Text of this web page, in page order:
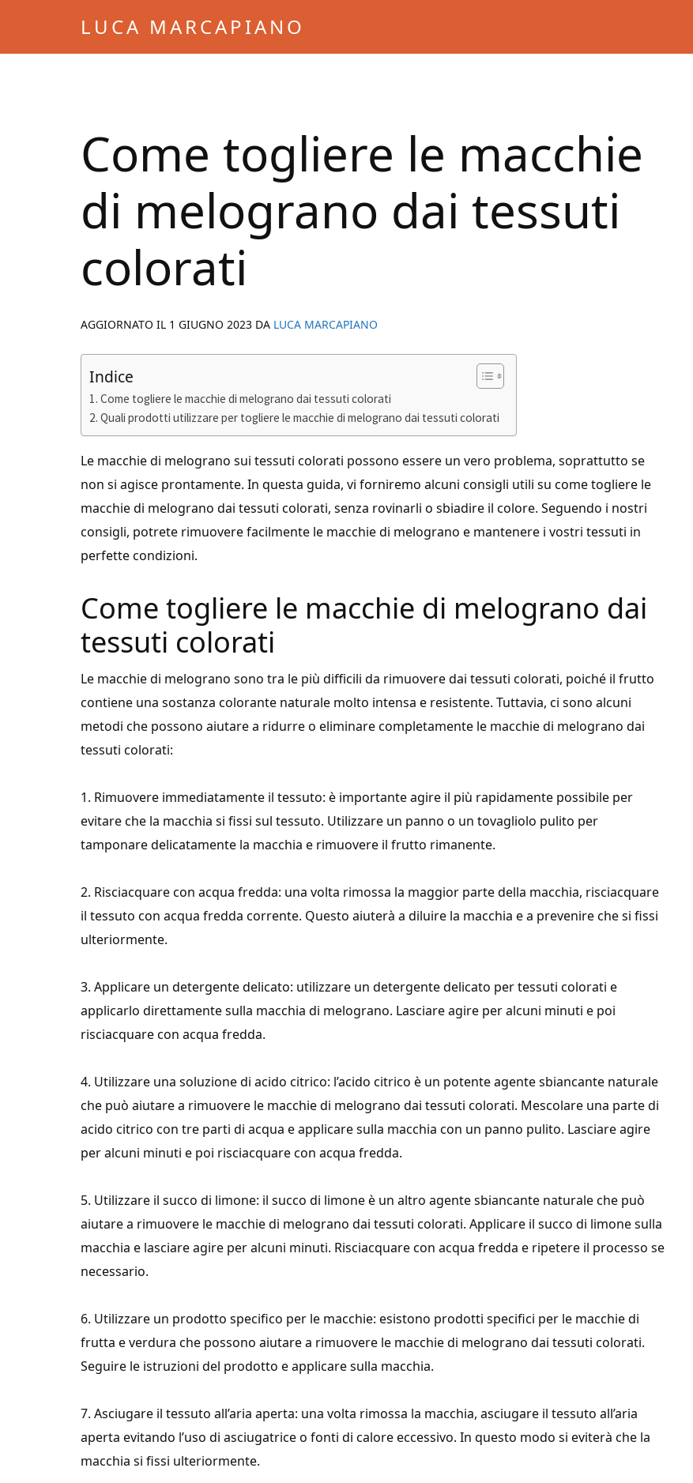
LUCA MARCAPIANO
Blog
Come togliere le macchie
di melograno dai tessuti
colorati
AGGIORNATO IL 1 GIUGNO 2023 DA LUCA MARCAPIANO
Indice
Come togliere le macchie di melograno dai tessuti colorati
Quali prodotti utilizzare per togliere le macchie di melograno dai tessuti colorati
Le macchie di melograno sui tessuti colorati possono essere un vero problema, soprattutto se
non si agisce prontamente. In questa guida, vi forniremo alcuni consigli utili su come togliere le
macchie di melograno dai tessuti colorati, senza rovinarli o sbiadire il colore. Seguendo i nostri
consigli, potrete rimuovere facilmente le macchie di melograno e mantenere i vostri tessuti in
perfette condizioni.
Come togliere le macchie di melograno dai
tessuti colorati
Le macchie di melograno sono tra le più difficili da rimuovere dai tessuti colorati, poiché il frutto
contiene una sostanza colorante naturale molto intensa e resistente. Tuttavia, ci sono alcuni
metodi che possono aiutare a ridurre o eliminare completamente le macchie di melograno dai
tessuti colorati:
1. Rimuovere immediatamente il tessuto: è importante agire il più rapidamente possibile per
evitare che la macchia si fissi sul tessuto. Utilizzare un panno o un tovagliolo pulito per
tamponare delicatamente la macchia e rimuovere il frutto rimanente.
2. Risciacquare con acqua fredda: una volta rimossa la maggior parte della macchia, risciacquare
il tessuto con acqua fredda corrente. Questo aiuterà a diluire la macchia e a prevenire che si fissi
ulteriormente.
3. Applicare un detergente delicato: utilizzare un detergente delicato per tessuti colorati e
applicarlo direttamente sulla macchia di melograno. Lasciare agire per alcuni minuti e poi
risciacquare con acqua fredda.
4. Utilizzare una soluzione di acido citrico: l’acido citrico è un potente agente sbiancante naturale
che può aiutare a rimuovere le macchie di melograno dai tessuti colorati. Mescolare una parte di
acido citrico con tre parti di acqua e applicare sulla macchia con un panno pulito. Lasciare agire
per alcuni minuti e poi risciacquare con acqua fredda.
5. Utilizzare il succo di limone: il succo di limone è un altro agente sbiancante naturale che può
aiutare a rimuovere le macchie di melograno dai tessuti colorati. Applicare il succo di limone sulla
macchia e lasciare agire per alcuni minuti. Risciacquare con acqua fredda e ripetere il processo se
necessario.
6. Utilizzare un prodotto specifico per le macchie: esistono prodotti specifici per le macchie di
frutta e verdura che possono aiutare a rimuovere le macchie di melograno dai tessuti colorati.
Seguire le istruzioni del prodotto e applicare sulla macchia.
7. Asciugare il tessuto all’aria aperta: una volta rimossa la macchia, asciugare il tessuto all’aria
aperta evitando l’uso di asciugatrice o fonti di calore eccessivo. In questo modo si eviterà che la
macchia si fissi ulteriormente.